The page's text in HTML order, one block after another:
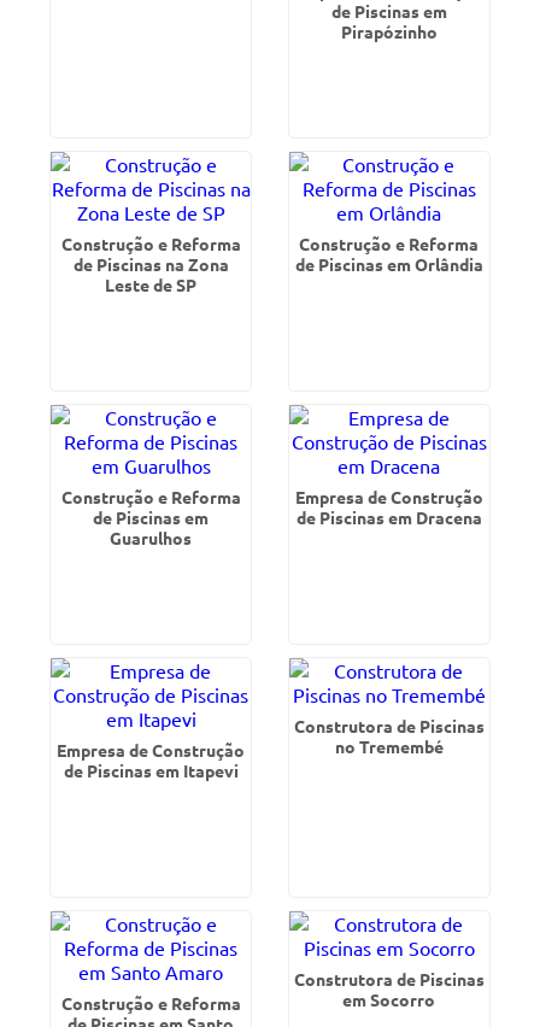
de Piscinas em
Pirapózinho
Construção e Reforma
de Piscinas na Zona
Leste de SP
Construção e Reforma
de Piscinas em Orlândia
Construção e Reforma
de Piscinas em
Guarulhos
Empresa de Construção
de Piscinas em Dracena
Empresa de Construção
de Piscinas em Itapevi
Construtora de Piscinas
no Tremembé
Construção e Reforma
Construtora de Piscinas
em Socorro